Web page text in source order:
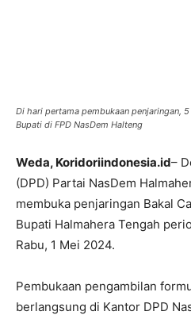
Di hari pertama pembukaan penjaringan,
Bupati di FPD NasDem Halteng
Weda, Koridoriindonesia.id–
(DPD) Partai NasDem
membuka penjaringan Bakal
Bupati Halmahera Tengah
Rabu, 1 Mei 2024.
Pembukaan pengambilan
berlangsung di Kantor DPD